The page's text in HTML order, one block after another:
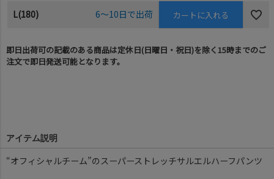
L(180) 6～10日で出荷 カートに入れる
即日出荷可の記載のある商品は定休日(日曜日・祝日)を除く15時までのご
注文で即日発送可能となります。
アイテム説明
“オフィシャルチーム”のスーパーストレッチサルエルハーフパンツ